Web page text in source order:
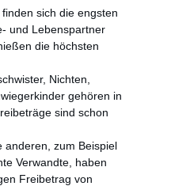
finden sich die engsten
und Lebenspartner
die höchsten
Nichten,
gehören in
sind schon
anderen, zum Beispiel
Verwandte, haben
Freibetrag von